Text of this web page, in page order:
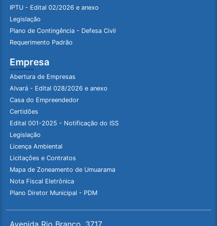
IPTU - Edital 02/2026 e anexo
Legislação
Plano de Contingência - Defesa Civil
Requerimento Padrão
Empresa
Abertura de Empresas
Alvará - Edital 028/2026 e anexo
Casa do Empreendedor
Certidões
Edital 001-2025 - Notificação do ISS
Legislação
Licença Ambiental
Licitações e Contratos
Mapa de Zoneamento de Umuarama
Nota Fiscal Eletrônica
Plano Diretor Municipal - PDM
Avenida Rio Branco, 3717